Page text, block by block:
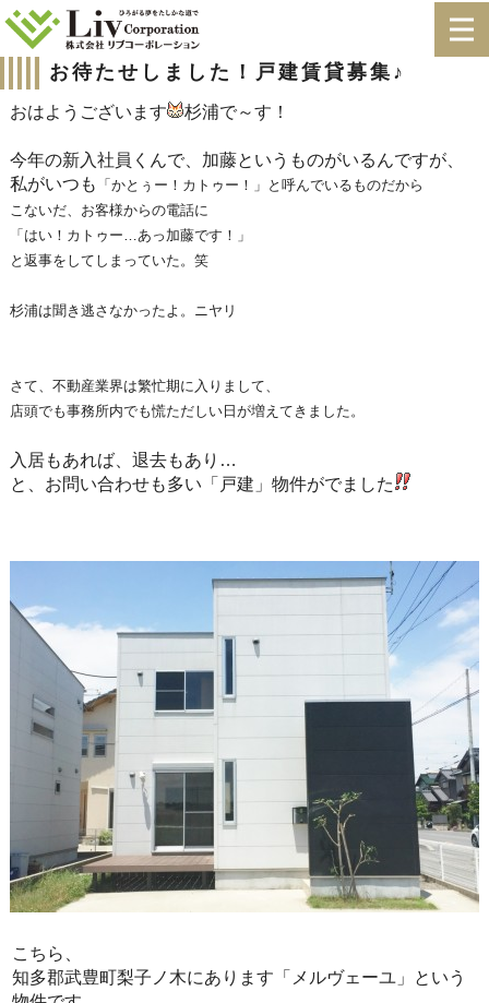
お待たせしました！戸建賃貸募集♪
おはようございます 杉浦で～す！
今年の新入社員くんで、加藤というものがいるんですが、
私がいつも 「かとぅー！カトゥー！」と 呼んでいるものだから
こないだ、お客様からの電話に
「はい！カトゥー…あっ加藤です！」
と返事をしてしまっていた。笑
杉浦は聞き逃さなかったよ。ニヤリ
さて、不動産業界は繁忙期に入りまして、
店頭でも事務所内でも慌ただしい日が増えてきました。
入居もあれば、退去もあり…
と、お問い合わせも多い「戸建」物件がでました
こちら、
知多郡武豊町梨子ノ木にあります「メルヴェーユ」という